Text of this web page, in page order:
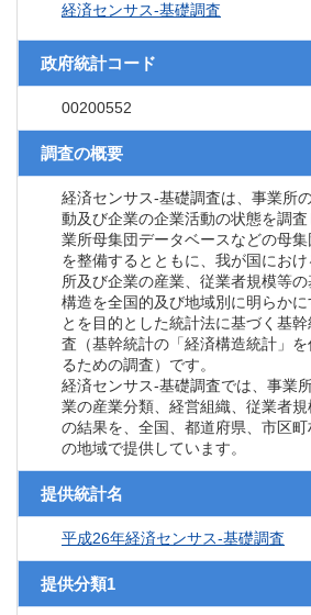
経済センサス‐基礎調査
政府統計コード
00200552
調査の概要
経済センサス‐基礎調査は、事業所
動及び企業の企業活動の状態を調
業所母集団データベースなどの母集
を整備するとともに、我が国にお
所及び企業の産業、従業者規模等の
構造を全国的及び地域別に明らかに
とを目的とした統計法に基づく基幹
査（基幹統計の「経済構造統計」を
るための調査）です。
経済センサス‐基礎調査では、事業
業の産業分類、経営組織、従業者
の結果を、全国、都道府県、市区
の地域で提供しています。
提供統計名
平成26年経済センサス‐基礎調査
提供分類1